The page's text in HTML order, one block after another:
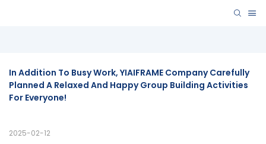
In Addition To Busy Work, YIAIFRAME Company Carefully
Planned A Relaxed And Happy Group Building Activities
For Everyone!
2025-02-12